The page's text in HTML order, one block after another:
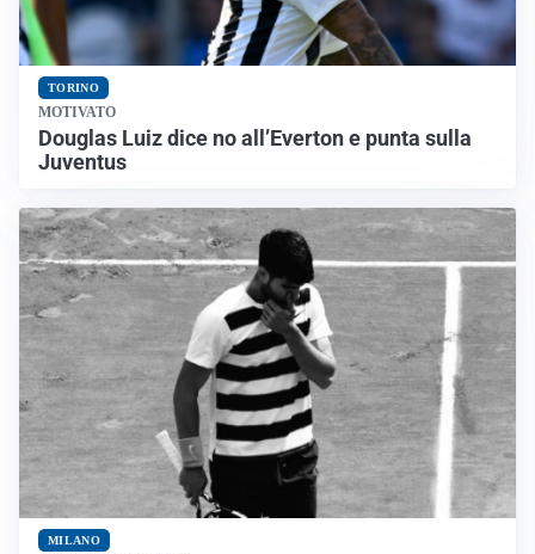
TORINO
MOTIVATO
Douglas Luiz dice no all’Everton e punta sulla
Juventus
MILANO